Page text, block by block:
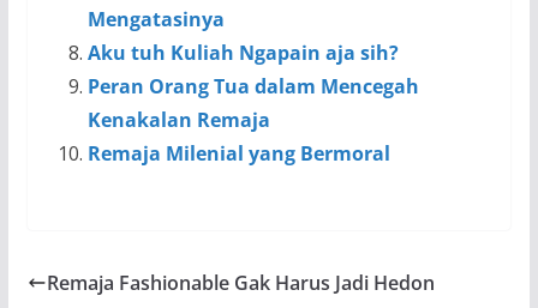
Mengatasinya
Aku tuh Kuliah Ngapain aja sih?
Peran Orang Tua dalam Mencegah
Kenakalan Remaja
Remaja Milenial yang Bermoral
Remaja Fashionable Gak Harus Jadi Hedon